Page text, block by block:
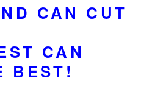
CAN CUT
CAN
BEST!